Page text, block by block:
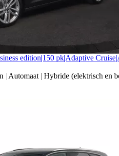
edition|150 pk|Adaptive
| Automaat | Hybride (elektrisch en